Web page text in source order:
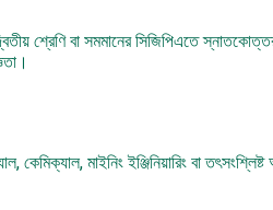
শ্রেণি বা সমমানের সিজিপিএতে
কেমিক্যাল, মাইনিং ইঞ্জিনিয়ারিং বা